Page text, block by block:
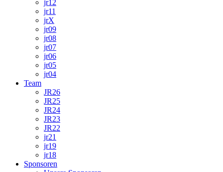
jr12
jr11
jrX
jr09
jr08
jr07
jr06
jr05
jr04
Team
JR26
JR25
JR24
JR23
JR22
jr21
jr19
jr18
Sponsoren